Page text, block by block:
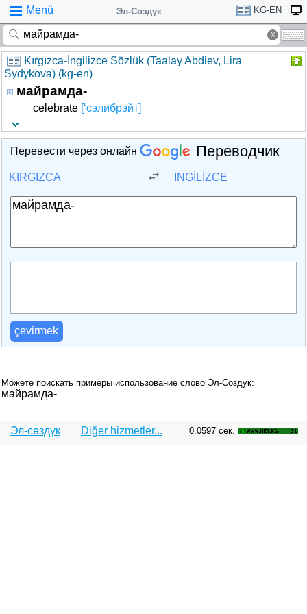
Menü Эл-Сөздүк KG-EN
Kırgızca-İngilizce Sözlük (Taalay Abdiev, Lira
Sydykova) (kg-en)
майрамда-
celebrate [‘сэлибрэйт]
Перевести через онлайн Переводчик
KIRGIZCA INGILIZCE
çevirmek
Можете поискать примеры использование слово Эл-Создук:
майрамда-
Эл-сөздүк Diğer hizmetler... 0.0597 сек.